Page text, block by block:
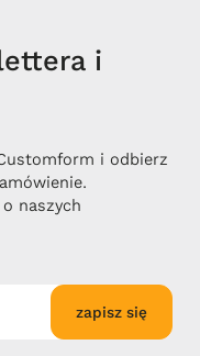
i
i odbierz
naszych
zapisz się